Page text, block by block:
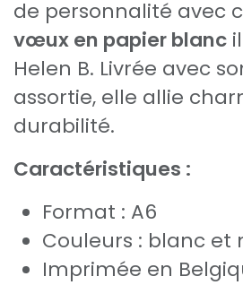
de personnalité avec
vœux en papier blanc
Helen B. Livrée avec
assortie, elle allie
durabilité.
Caractéristiques :
Format : A6
Couleurs : blanc et
Imprimée en